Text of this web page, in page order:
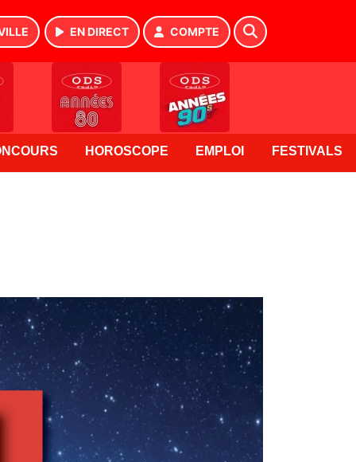
EN DIRECT COMPTE
HOROSCOPE EMPLOI FESTIVALS